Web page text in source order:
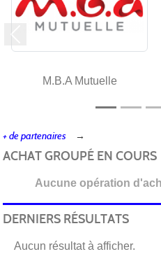
M.B.A Mutuelle
+ de partenaires
ACHAT GROUPÉ EN COURS
Aucune opération
DERNIERS RÉSULTATS
Aucun résultat à afficher.